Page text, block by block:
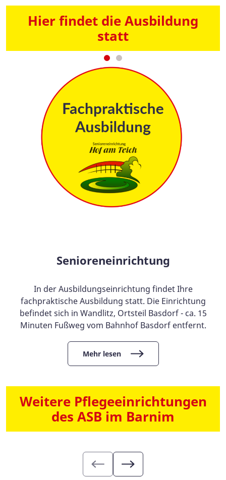
Hier findet die Ausbildung
statt
Senioreneinrichtung
In der Ausbildungseinrichtung findet Ihre
fachpraktische Ausbildung statt. Die Einrichtung
befindet sich in Wandlitz, Ortsteil Basdorf - ca. 15
Minuten Fußweg vom Bahnhof Basdorf entfernt.
Mehr lesen
Weitere Pflegeeinrichtungen
des ASB im Barnim